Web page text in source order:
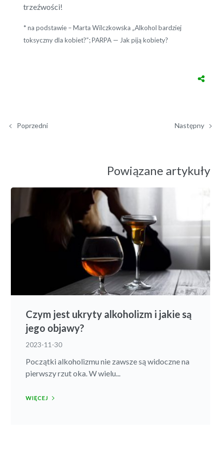
trzeźwości!
* na podstawie – Marta Wilczkowska „Alkohol bardziej
toksyczny dla kobiet?”; PARPA — Jak piją kobiety?
Poprzedni Następny
Powiązane artykuły
Czym jest ukryty alkoholizm i jakie są
jego objawy?
2023-11-30
Początki alkoholizmu nie zawsze są widoczne na
pierwszy rzut oka. W wielu...
WIĘCEJ